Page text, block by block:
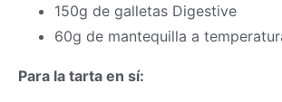
150g de galletas Digestive
60g de mantequilla a
Para la tarta en sí: